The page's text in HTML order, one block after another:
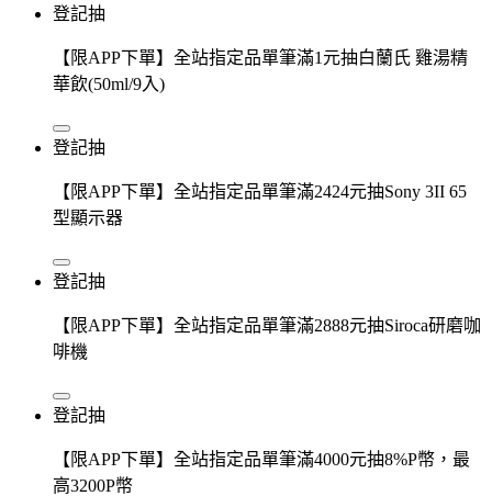
登記抽
【限APP下單】全站指定品單筆滿1元抽白蘭氏 雞湯精
華飲(50ml/9入)
登記抽
【限APP下單】全站指定品單筆滿2424元抽Sony 3II 65
型顯示器
登記抽
【限APP下單】全站指定品單筆滿2888元抽Siroca研磨咖
啡機
登記抽
【限APP下單】全站指定品單筆滿4000元抽8%P幣，最
高3200P幣